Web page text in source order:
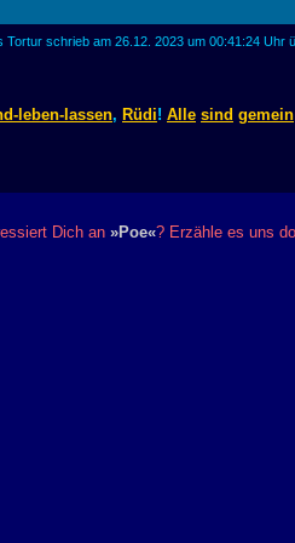
Tortur schrieb am 26.12. 2023 um 00:41:24 Uhr
leben-lassen, Rüdi! Alle sind gemein
Dich an »Poe«? Erzähle es uns